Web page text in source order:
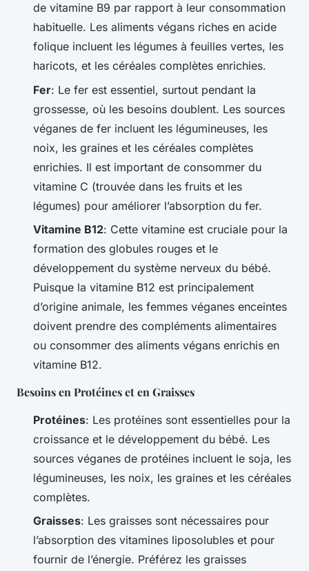
de vitamine B9 par rapport à leur consommation
habituelle. Les aliments végans riches en acide
folique incluent les légumes à feuilles vertes, les
haricots, et les céréales complètes enrichies.
Fer: Le fer est essentiel, surtout pendant la
grossesse, où les besoins doublent. Les sources
véganes de fer incluent les légumineuses, les
noix, les graines et les céréales complètes
enrichies. Il est important de consommer du
vitamine C (trouvée dans les fruits et les
légumes) pour améliorer l’absorption du fer.
Vitamine B12: Cette vitamine est cruciale pour la
formation des globules rouges et le
développement du système nerveux du bébé.
Puisque la vitamine B12 est principalement
d’origine animale, les femmes véganes enceintes
doivent prendre des compléments alimentaires
ou consommer des aliments végans enrichis en
vitamine B12.
Besoins en Protéines et en Graisses
Protéines: Les protéines sont essentielles pour la
croissance et le développement du bébé. Les
sources véganes de protéines incluent le soja, les
légumineuses, les noix, les graines et les céréales
complètes.
Graisses: Les graisses sont nécessaires pour
l’absorption des vitamines liposolubles et pour
fournir de l’énergie. Préférez les graisses